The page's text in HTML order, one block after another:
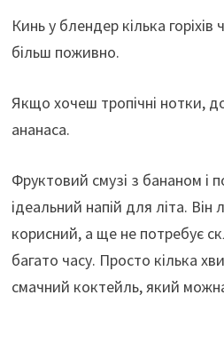
Кинь у блендер кілька горіхів
більш поживно.
Якщо хочеш тропічні нотки,
ананаса.
Фруктовий смузі з бананом і
ідеальний напій для літа. Він
корисний, а ще не потребує
багато часу. Просто кілька
смачний коктейль, який